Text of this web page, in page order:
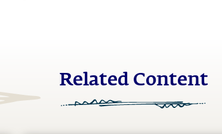
Related Content